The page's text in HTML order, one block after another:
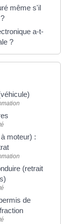
même s'il
a-t-
?
moteur) :
(retrait
de